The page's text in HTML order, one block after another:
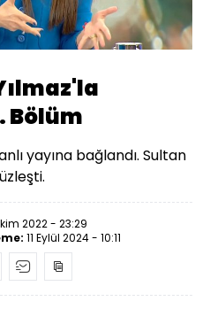
Bölüm
yayına bağlandı. Sultan
2022 - 23:29
11 Eylül 2024 - 10:11